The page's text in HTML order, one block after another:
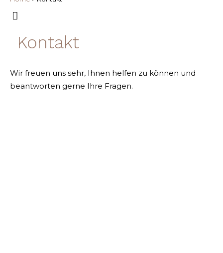
Kontakt
Wir freuen uns sehr, Ihnen helfen zu können und
beantworten gerne Ihre Fragen.